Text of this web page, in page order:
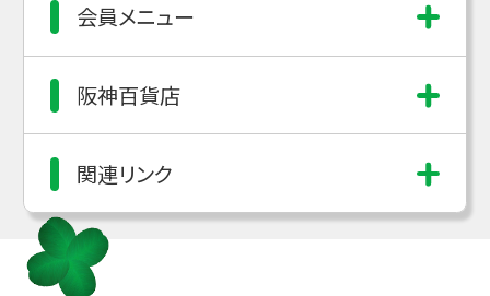
会員メニュー
阪神百貨店
関連リンク